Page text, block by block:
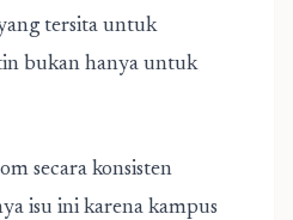
tersita untuk
bukan hanya untuk
secara konsisten
isu ini karena kampus